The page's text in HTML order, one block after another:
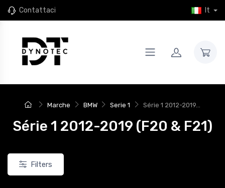
Contattaci It
Marche BMW Serie 1 Série 1 2012-2019...
Série 1 2012-2019 (F20 & F21)
Filters